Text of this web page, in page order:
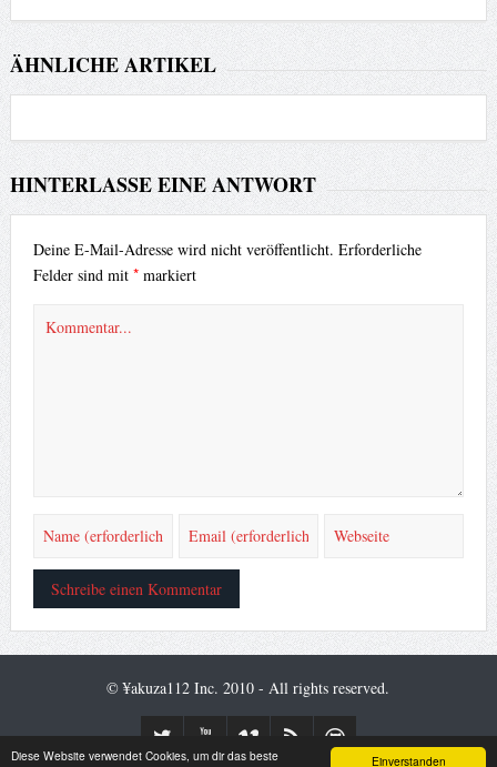
Einverstanden
Diese Website verwendet Cookies, um dir das beste
ÄHNLICHE ARTIKEL
HINTERLASSE EINE ANTWORT
Deine E-Mail-Adresse wird nicht veröffentlicht. Erforderliche
Felder sind mit *markiert
© ¥akuza112 Inc. 2010 - All rights reserved.